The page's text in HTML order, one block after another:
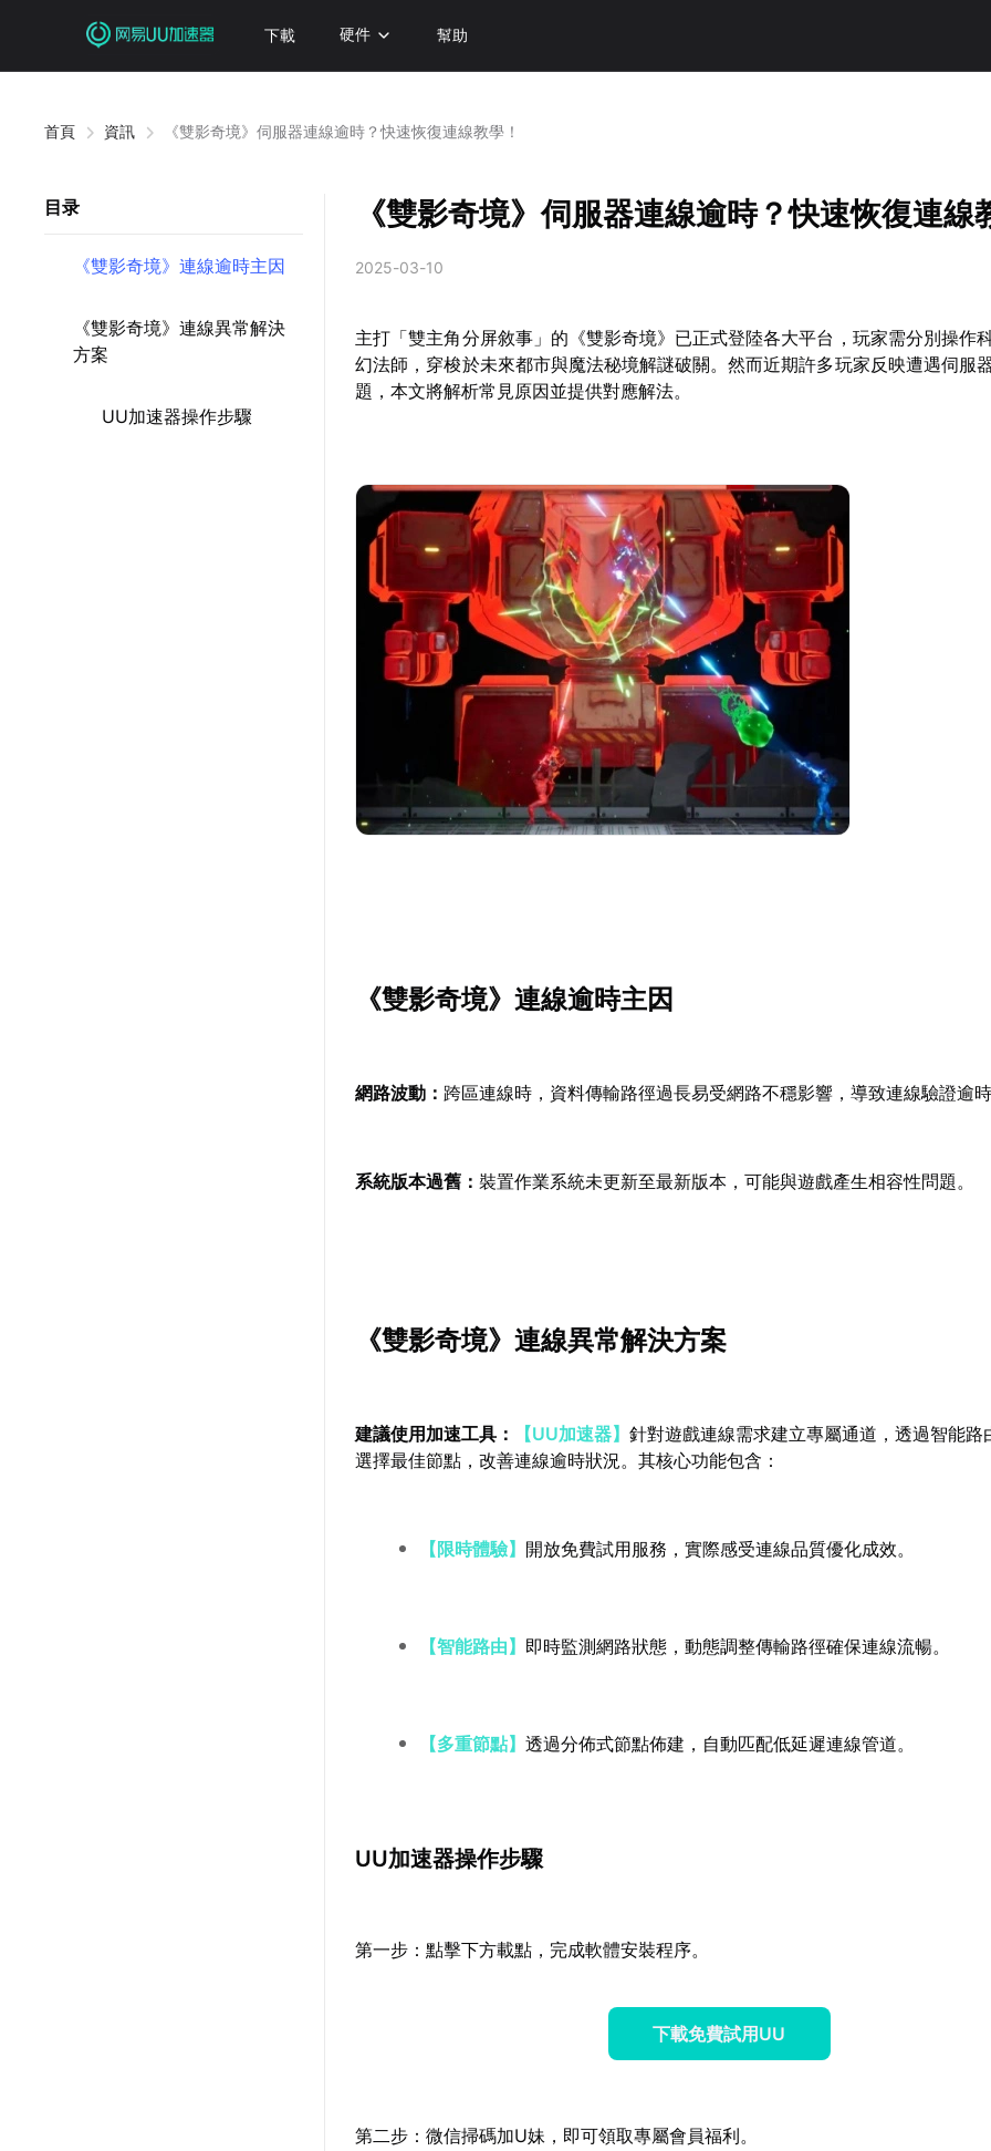
下載 硬件 幫助
首頁 資訊 《雙影奇境》伺服器連線逾時？快速恢復連線教學！
目录
《雙影奇境》連線逾時主因
《雙影奇境》連線異常解決
方案
UU加速器操作步驟
《雙影奇境》伺服器連線逾時？快速恢復連線
2025-03-10
主打「雙主角分屏敘事」的《雙影奇境》已正式登陸各大平台，玩家需分別操作
幻法師，穿梭於未來都市與魔法秘境解謎破關。然而近期許多玩家反映遭遇伺服
題，本文將解析常見原因並提供對應解法。
《雙影奇境》連線逾時主因
網路波動： 跨區連線時，資料傳輸路徑過長易受網路不穩影響，導致連線驗證逾時
系統版本過舊： 裝置作業系統未更新至最新版本，可能與遊戲產生相容性問題。
《雙影奇境》連線異常解決方案
建議使用加速工具： 【UU加速器】針對遊戲連線需求建立專屬通道，透過智能路
選擇最佳節點，改善連線逾時狀況。其核心功能包含：
【限時體驗】 開放免費試用服務，實際感受連線品質優化成效。
【智能路由】 即時監測網路狀態，動態調整傳輸路徑確保連線流暢。
【多重節點】透過分佈式節點佈建，自動匹配低延遲連線管道。
UU加速器操作步驟
第一步：點擊下方載點，完成軟體安裝程序。
下載免費試用UU
第二步：微信掃碼加U妹，即可領取專屬會員福利。